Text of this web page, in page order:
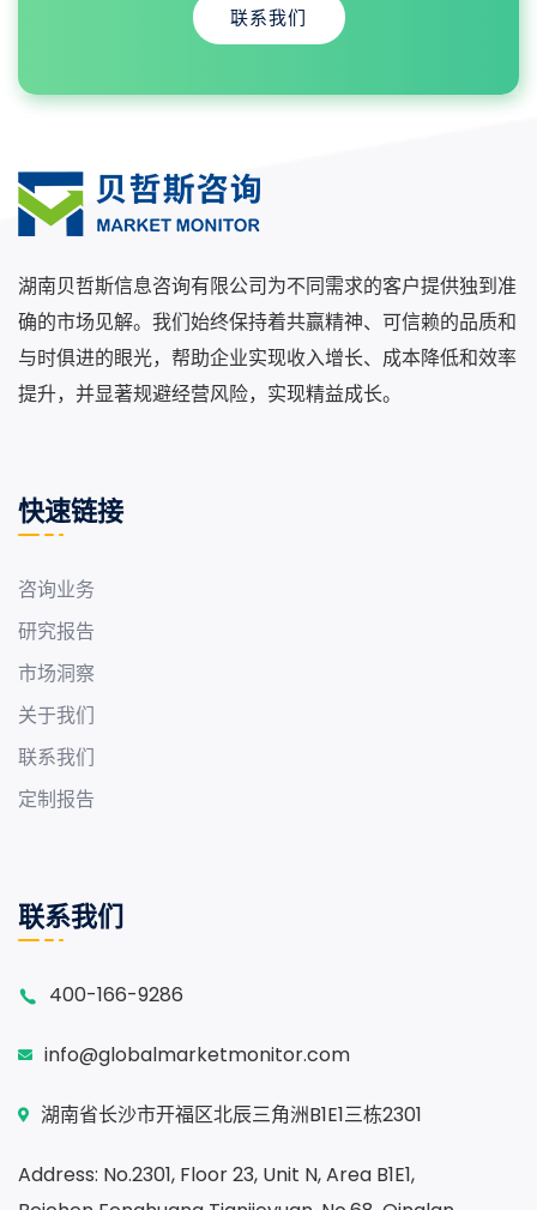
联系我们
湖南贝哲斯信息咨询有限公司为不同需求的客户提供独到准
确的市场见解。我们始终保持着共赢精神、可信赖的品质和
与时俱进的眼光，帮助企业实现收入增长、成本降低和效率
提升，并显著规避经营风险，实现精益成长。
快速链接
咨询业务
研究报告
市场洞察
关于我们
联系我们
定制报告
联系我们
400-166-9286
info@globalmarketmonitor.com
湖南省长沙市开福区北辰三角洲B1E1三栋2301
Address: No.2301, Floor 23, Unit N, Area B1E1,